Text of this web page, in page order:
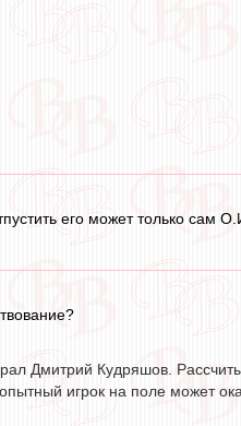
его может только сам
Дмитрий Кудряшов.
игрок на поле может